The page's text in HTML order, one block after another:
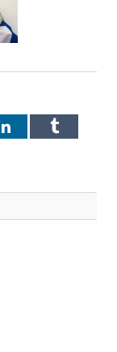
LinkedInTumblr